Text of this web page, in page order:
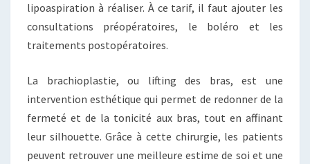
lipoaspiration à réaliser. À ce tarif, il faut ajouter les
consultations préopératoires, le boléro et les
traitements postopératoires.
La brachioplastie, ou lifting des bras, est une
intervention esthétique qui permet de redonner de la
fermeté et de la tonicité aux bras, tout en affinant
leur silhouette. Grâce à cette chirurgie, les patients
peuvent retrouver une meilleure estime de soi et une